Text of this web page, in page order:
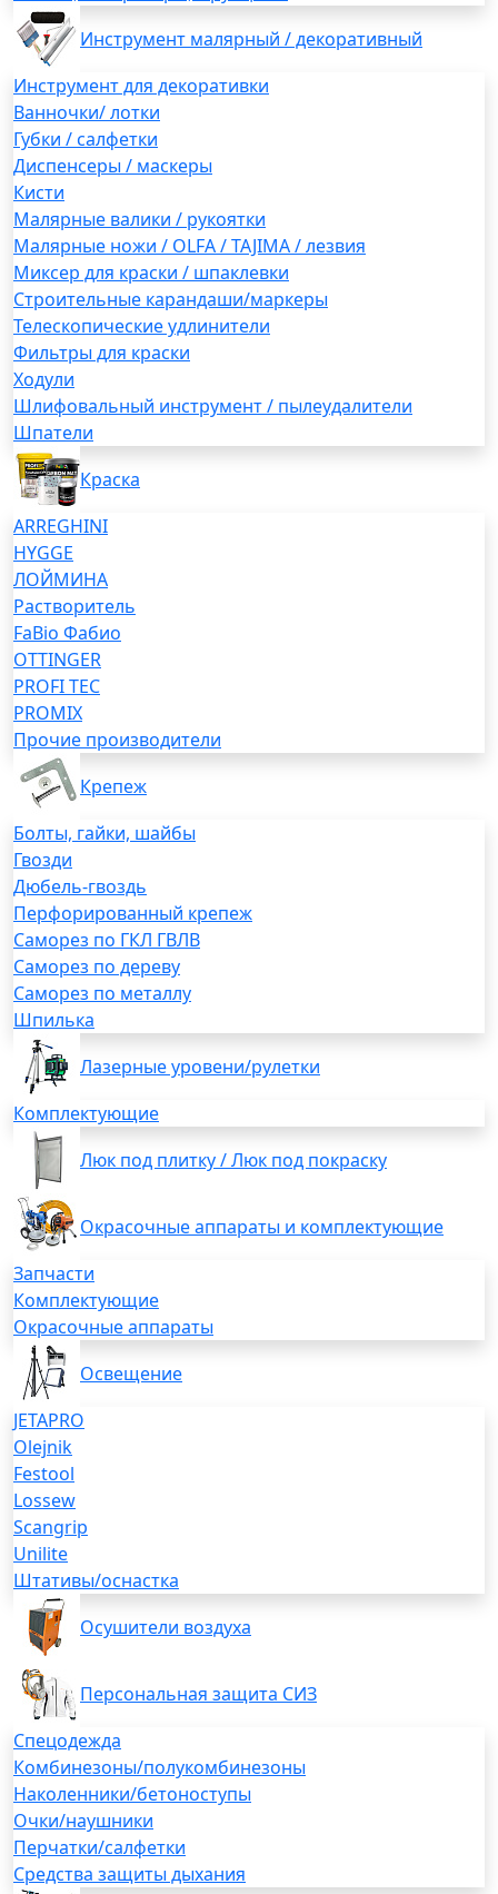
Инструмент малярный / декоративный
Инструмент для декоративки
Ванночки/ лотки
Губки / салфетки
Диспенсеры / маскеры
Кисти
Малярные валики / рукоятки
Малярные ножи / OLFA / TAJIMA / лезвия
Миксер для краски / шпаклевки
Строительные карандаши/маркеры
Телескопические удлинители
Фильтры для краски
Ходули
Шлифовальный инструмент / пылеудалители
Шпатели
Краска
ARREGHINI
HYGGE
ЛОЙМИНА
Растворитель
FaBio Фабио
OTTINGER
PROFI TEC
PROMIX
Прочие производители
Крепеж
Болты, гайки, шайбы
Гвозди
Дюбель-гвоздь
Перфорированный крепеж
Саморез по ГКЛ ГВЛВ
Саморез по дереву
Саморез по металлу
Шпилька
Лазерные уровени/рулетки
Комплектующие
Люк под плитку / Люк под покраску
Окрасочные аппараты и комплектующие
Запчасти
Комплектующие
Окрасочные аппараты
Освещение
JETAPRO
Olejnik
Festool
Lossew
Scangrip
Unilite
Штативы/оснастка
Осушители воздуха
Персональная защита СИЗ
Спецодежда
Комбинезоны/полукомбинезоны
Наколенники/бетоноступы
Очки/наушники
Перчатки/салфетки
Средства защиты дыхания